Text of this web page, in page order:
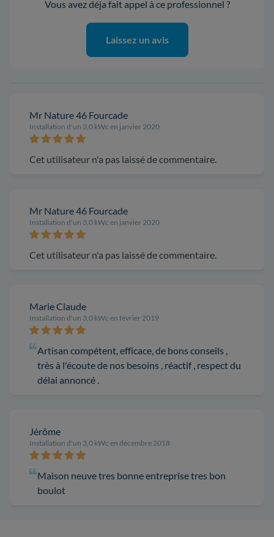
Vous avez déja fait appel à ce professionnel ?
Laissez un avis
Mr Nature 46 Fourcade
Installation d'un 3,0 kWc en janvier 2020
Cet utilisateur n'a pas laissé de commentaire.
Mr Nature 46 Fourcade
Installation d'un 3,0 kWc en janvier 2020
Cet utilisateur n'a pas laissé de commentaire.
Marie Claude
Installation d'un 3,0 kWc en février 2019
Artisan compétent, efficace, de bons conseils ,
très à l'écoute de nos besoins , réactif , respect du
délai annoncé .
Jérôme
Installation d'un 3,0 kWc en décembre 2018
Maison neuve tres bonne entreprise tres bon
boulot